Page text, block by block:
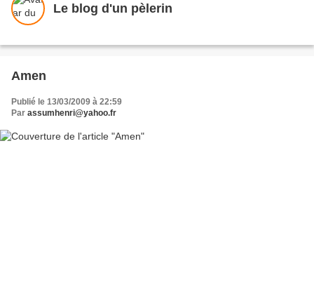
Le blog d'un pèlerin
Amen
Publié le 13/03/2009 à 22:59
Par assumhenri@yahoo.fr